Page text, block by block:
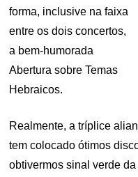
forma, inclusive na faixa
entre os dois concertos,
a bem-humorada
Abertura sobre Temas
Hebraicos.
Realmente, a tríplice
tem colocado ótimos
obtivermos sinal verde